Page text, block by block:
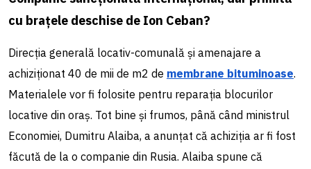
cu brațele deschise de Ion Ceban?
Direcția generală locativ-comunală și amenajare a
achiziționat 40 de mii de m2 de membrane bituminoase.
Materialele vor fi folosite pentru reparația blocurilor
locative din oraș. Tot bine și frumos, până când ministrul
Economiei, Dumitru Alaiba, a anunțat că achiziția ar fi fost
făcută de la o companie din Rusia. Alaiba spune că